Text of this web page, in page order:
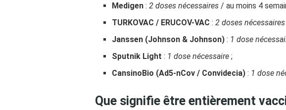
Medigen:2 doses nécessaires / au moins 4
TURKOVAC / ERUCOV-VAC:2 doses nécessaires
Janssen (Johnson & Johnson) : 1 dose
Sputnik Light : 1 dose nécessaire ;
CansinoBio (Ad5-nCov / Convidecia) : 1 dose
Que signifie être entièrement